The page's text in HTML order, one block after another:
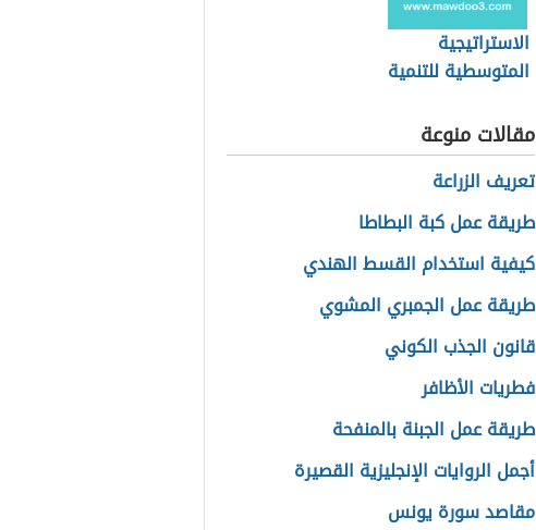
الاستراتيجية
المتوسطية للتنمية
مقالات منوعة
تعريف الزراعة
طريقة عمل كبة البطاطا
كيفية استخدام القسط الهندي
طريقة عمل الجمبري المشوي
قانون الجذب الكوني
فطريات الأظافر
طريقة عمل الجبنة بالمنفحة
أجمل الروايات الإنجليزية القصيرة
مقاصد سورة يونس